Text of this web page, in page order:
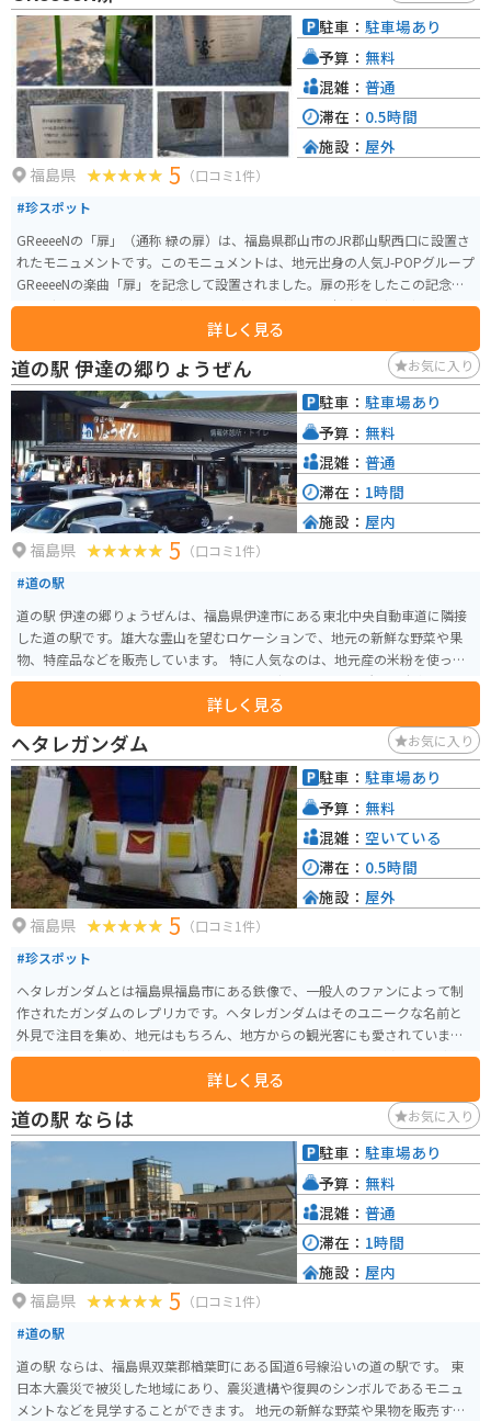
です。 南相馬市は、相馬野馬追など歴史的な祭りや、伝統工芸品である相馬
駒焼など、見どころもたくさんあります。道の駅で地域の情報を集めて、旅を
満喫してください。
福島県 5 （口コミ1件）
#珍スポット
GReeeeNの「扉」（通称 緑の扉）は、福島県郡山市のJR郡山駅西口に設置さ
れたモニュメントです。このモニュメントは、地元出身の人気J-POPグループ
GReeeeNの楽曲「扉」を記念して設置されました。扉の形をしたこの記念碑
は、グループのメンバーが歯科医を目指して進学した福島県に深い縁がある
在来線ホームでは「扉」が発車メロディーとして使用されています。GReeee
Nの楽曲にちなんだこのモニュメントは、音楽ファンにとって特別なスポット
となっており、写真撮影やSNSでのシェアにも人気です。
詳しく見る
駐車： 駐車場あり
予算： 無料
混雑： 普通
滞在： 0.5時間
施設： 屋外
道の駅 伊達の郷りょうぜん お気に入り
福島県 5 （口コミ1件）
#道の駅
道の駅 伊達の郷りょうぜんは、福島県伊達市にある東北中央自動車道に隣接
した道の駅です。雄大な霊山を望むロケーションで、地元の新鮮な野菜や果
物、特産品などを販売しています。 特に人気なのは、地元産の米粉を使った
パンやスイーツです。 バイクでのツーリングにも最適な場所で、駐車場も
広々としています。道の駅には、観光案内所もあり周辺の観光スポット情報
も入手できます。霊山や阿武隈川など自然豊かな観光スポットも多いので、
ドライブやツーリングの休憩に立ち寄ってみてはいかがでしょうか。
詳しく見る
駐車： 駐車場あり
予算： 無料
混雑： 普通
滞在： 1時間
施設： 屋内
ヘタレガンダム お気に入り
福島県 5 （口コミ1件）
#珍スポット
ヘタレガンダムとは福島県福島市にある鉄像で、一般人のファンによって制
作されたガンダムのレプリカです。ヘタレガンダムはそのユニークな名前と
外見で注目を集め、地元はもちろん、地方からの観光客にも愛されていま
す。地元では守り神となっているそうです。2020年には武器が盗まれる事件
が発生しましたが、その後、地元コミュニティから多くの支援が寄せられ、
新たな武器が寄贈されました。
詳しく見る
駐車： 駐車場あり
予算： 無料
混雑： 空いている
滞在： 0.5時間
施設： 屋外
道の駅 ならは お気に入り
福島県 5 （口コミ1件）
#道の駅
道の駅 ならは、福島県双葉郡楢葉町にある国道6号線沿いの道の駅です。 東
日本大震災で被災した地域にあり、震災遺構や復興のシンボルであるモニュ
メントなどを見学することができます。 地元の新鮮な野菜や果物を販売する
駐車： 駐車場あり
予算： 無料
混雑： 普通
滞在： 1時間
施設： 屋内